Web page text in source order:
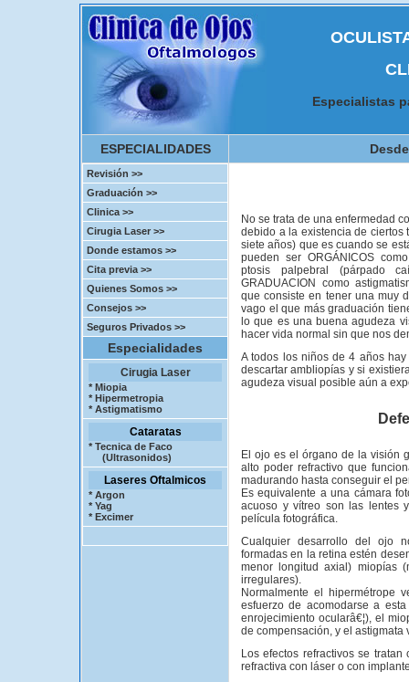
Especialistas
ESPECIALIDADES
Revisión >>
Graduación >>
Clinica >>
Cirugia Laser >>
Donde estamos >>
Cita previa >>
Quienes Somos >>
Consejos >>
Seguros Privados >>
Especialidades
Cirugia Laser
* Miopia
* Hipermetropia
* Astigmatismo
Cataratas
* Tecnica de Faco
(Ultrasonidos)
Laseres Oftalmicos
* Argon
* Yag
* Excimer
No se trata de una enfermedad
debido a la existencia de ciertos
siete años) que es cuando se
pueden ser ORGÁNICOS
ptosis palpebral (párpado
GRADUACION como
que consiste en tener una muy
vago el que más graduación
lo que es una buena agudeza
hacer vida normal sin que nos
A todos los niños de 4 años
descartar ambliopías y si
agudeza visual posible aún a
El ojo es el órgano de la visión
alto poder refractivo que
madurando hasta conseguir el
Es equivalente a una cámara
acuoso y vítreo son las lentes
película fotográfica.
Cualquier desarrollo del ojo
formadas en la retina estén
menor longitud axial) miopías
irregulares).
Normalmente el hipermétrope
esfuerzo de acomodarse a
enrojecimiento ocularâ€¦), el
de compensación, y el astigmata
Los efectos refractivos se
refractiva con láser o con